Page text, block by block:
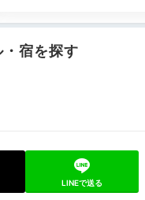
宿を探す
LINEで送る